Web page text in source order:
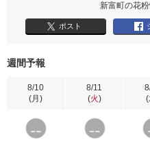
新富町の花
ポスト
週間予報
8/10
(月)
8/11
(火)
(